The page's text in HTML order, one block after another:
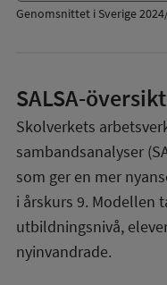
Genomsnittet i Sverige
SALSA-översikt
Skolverkets
sambandsanalyser
som ger en mer
i årskurs 9. Modellen
utbildningsnivå,
nyinvandrade.